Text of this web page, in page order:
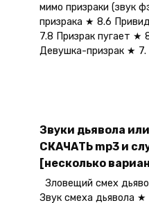
мимо призраки (звук
призрака ★ 8.6
7.8 Призрак пугает ★
Девушка-призрак ★ 7.
Звуки дьявола
СКАЧАТЬ mp3 и
[несколько
Зловещий смех
Звук смеха дьявола